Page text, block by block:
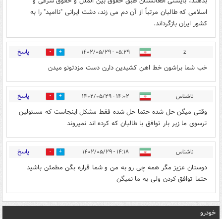
اسلامی که طالبان مرتباً از آن دم می زند، دشت ایرانی "ناامید" را به
کشور ایران بازگرداند.
z ۰۵:۲۹ - ۱۴۰۲/۰۵/۲۹ 0 پاسخ
خب شما براشون خط اهن کشیدین دارن دست مزدتونو میدن
ناشناس ۱۴:۰۲ - ۱۴۰۲/۰۵/۲۹ 0 پاسخ
وقتی میگن حل شده حتما حل شده فقط مشکل اینجاست که مسئولین
ترسوی ما زیر بار توافق با طالبان که کرده اند نمیروند
ناشناس ۱۴:۱۸ - ۱۴۰۲/۰۵/۲۹ 0 پاسخ
دوستان عزیز مگر همه چی رو به من و شما قراره بگن مطمئن باشید
حتما توافق کردن ولی به ما نمیگن
خودرو